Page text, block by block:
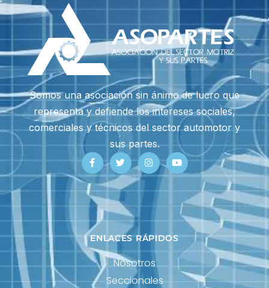
Somos una asociación sin ánimo de lucro que
representa y defiende los intereses sociales,
comerciales y técnicos del sector automotor y
sus partes.
ENLACES RÁPIDOS
Nosotros
Seccionales